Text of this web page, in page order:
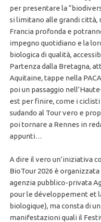
per presentare la
si limitano alle grandi città,
Francia profonda e
impegno quotidiano e la
biologica di qualità,
Partenza dalla Bretagna,
Aquitaine, tappe nella
poi un passaggio
est per finire, come i
sudando al Tour vero e
poi tornare a Rennes in
appunti…
A dire il vero un’iniziativa
BioTour 2026 è
agenzia pubblico-privata
pour le développement et
biologique), ma consta di
manifestazioni quali il